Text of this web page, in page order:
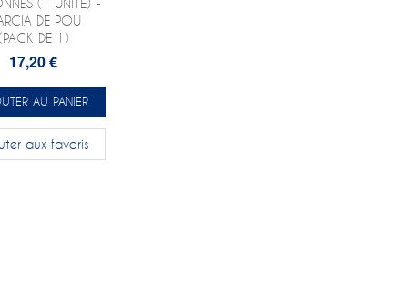
(1 UNITÉ) -
DE POU
DE 1)
17,20 €
AU PANIER
aux favoris